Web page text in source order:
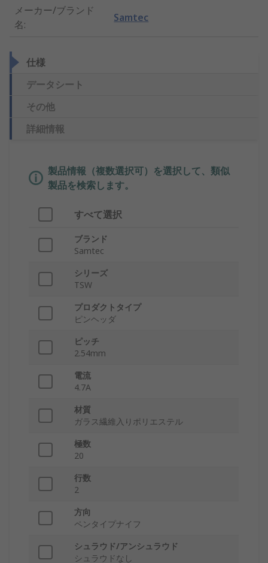
メーカー/ブランド
名:
Samtec
仕様
データシート
その他
詳細情報
製品情報（複数選択可）を選択して、類似
製品を検索します。
すべて選択
ブランド
Samtec
シリーズ
TSW
プロダクトタイプ
ピンヘッダ
ピッチ
2.54mm
電流
4.7A
材質
ガラス繊維入りポリエステル
極数
20
行数
2
方向
ペンタイプナイフ
シュラウド/アンシュラウド
シュラウドなし